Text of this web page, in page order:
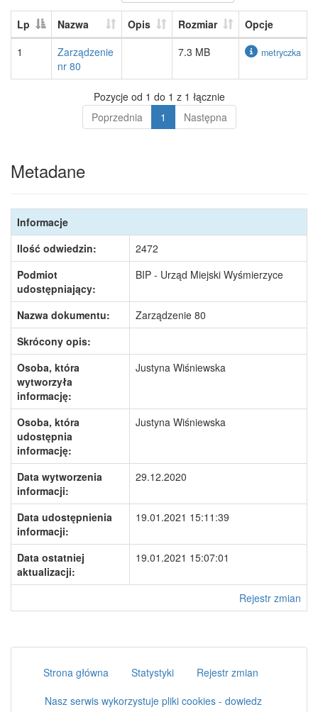
Lp Nazwa Opis Rozmiar
Opcje
1
Zarządzenie
nr 80
7.3 MB metryczka
Pozycje od 1 do 1 z 1 łącznie
Poprzednia
1 Następna
Metadane
Informacje
Ilość odwiedzin:
2472
Podmiot
udostępniający:
BIP - Urząd Miejski Wyśmierzyce
Nazwa dokumentu:
Zarządzenie 80
Skrócony opis:
Osoba, która
wytworzyła
informację:
Justyna Wiśniewska
Osoba, która
udostępnia
informację:
Justyna Wiśniewska
Data wytworzenia
informacji:
29.12.2020
Data udostępnienia
informacji:
19.01.2021 15:11:39
Data ostatniej
aktualizacji:
19.01.2021 15:07:01
Rejestr zmian
Strona główna Statystyki
Rejestr zmian
Nasz serwis wykorzystuje pliki cookies - dowiedz